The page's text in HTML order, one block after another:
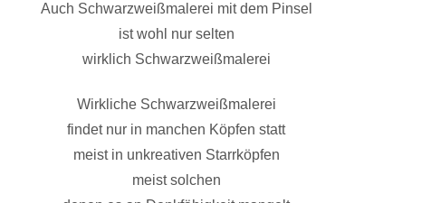
Auch Schwarzweißmalerei mit dem Pinsel
ist wohl nur selten
wirklich Schwarzweißmalerei
Wirkliche Schwarzweißmalerei
findet nur in manchen Köpfen statt
meist in unkreativen Starrköpfen
meist solchen